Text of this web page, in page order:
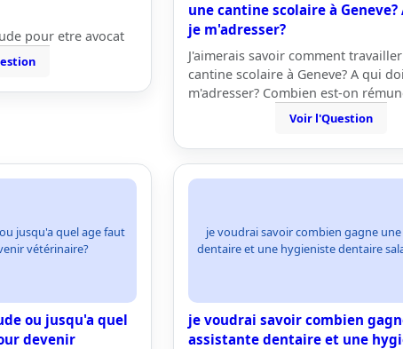
pour etre avocat
une cantine scolaire à Geneve?
je m'adresser?
J'aimerais savoir comment
cantine scolaire à Geneve? A qui
m'adresser? Combien est-on
Voir l'Question
jusqu'a quel age faut
vétérinaire?
ou jusqu'a quel
devenir
je voudrai savoir combien gagne
dentaire et une hygieniste dentaire
je voudrai savoir combien
assistante dentaire et une